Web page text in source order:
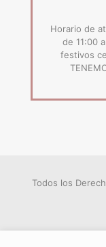
Horario de
de 11:00
festivos
Todos los